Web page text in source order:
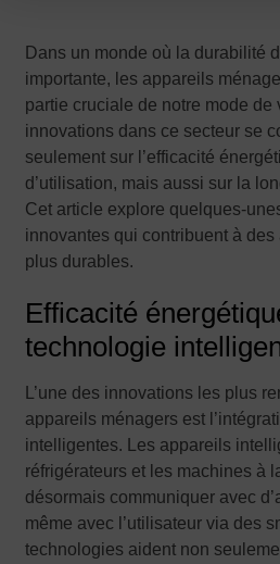
Dans un monde où la durabilité
importante, les appareils
partie cruciale de notre mode de
innovations dans ce secteur se
seulement sur l’efficacité
d’utilisation, mais aussi sur la
Cet article explore quelques-
innovantes qui contribuent à
plus durables.
Efficacité
technologie
L’une des innovations les plus
appareils ménagers est
intelligentes. Les appareils
réfrigérateurs et les machines à
désormais communiquer avec
même avec l’utilisateur via des
technologies aident non